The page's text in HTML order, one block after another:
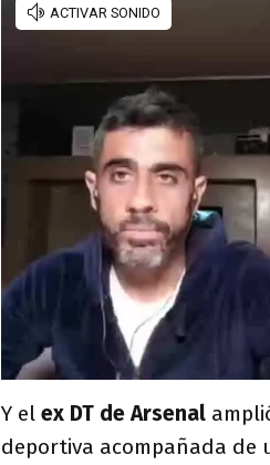
Y el ex DT de Arsenal
deportiva acompañada de